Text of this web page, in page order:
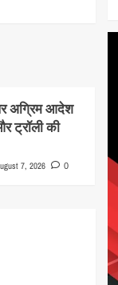
अग्रिम आदेश
ट्रॉली की
7, 2026 0